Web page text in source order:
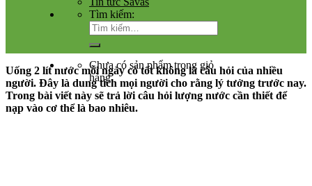
Tìm kiếm:
Chưa có sản phẩm trong giỏ
hàng.
Uống 2 lít nước mỗi ngày có tốt không là câu hỏi của nhiều
người. Đây là dung tích mọi người cho rằng lý tưởng trước nay.
Trong bài viết này sẽ trả lời câu hỏi lượng nước cần thiết để
nạp vào cơ thể là bao nhiêu.